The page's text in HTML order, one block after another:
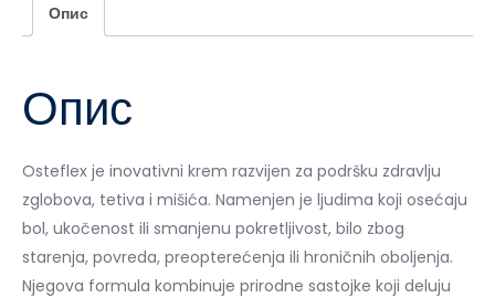
Опис
Опис
Osteflex je inovativni krem razvijen za podršku zdravlju
zglobova, tetiva i mišića. Namenjen je ljudima koji osećaju
bol, ukočenost ili smanjenu pokretljivost, bilo zbog
starenja, povreda, preopterećenja ili hroničnih oboljenja.
Njegova formula kombinuje prirodne sastojke koji deluju